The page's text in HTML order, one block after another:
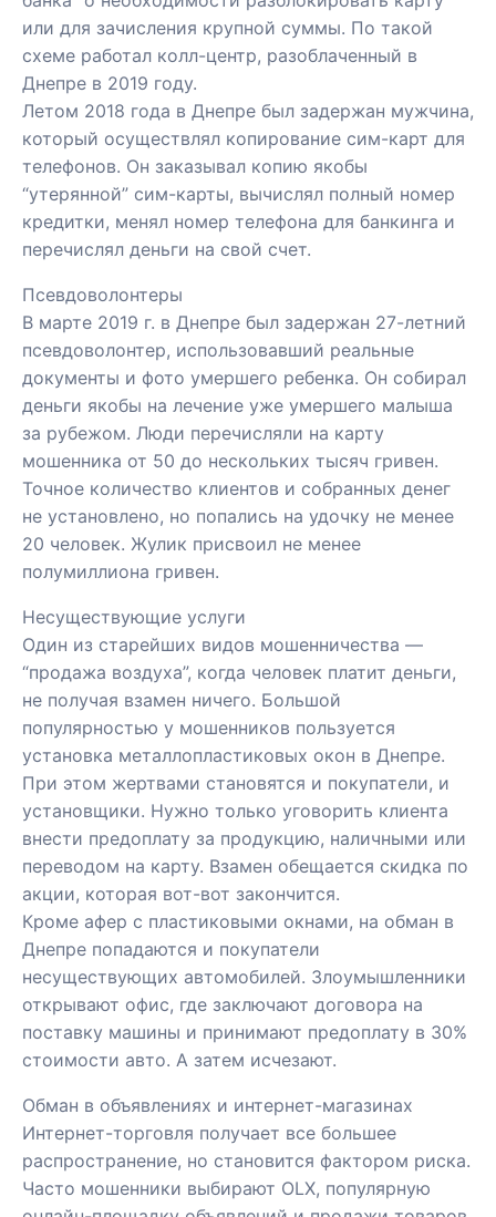
или для зачисления крупной суммы. По такой
схеме работал колл-центр, разоблаченный в
Днепре в 2019 году.
Летом 2018 года в Днепре был задержан мужчина,
который осуществлял копирование сим-карт для
телефонов. Он заказывал копию якобы
“утерянной” сим-карты, вычислял полный номер
кредитки, менял номер телефона для банкинга и
перечислял деньги на свой счет.
Псевдоволонтеры
В марте 2019 г. в Днепре был задержан 27-летний
псевдоволонтер, использовавший реальные
документы и фото умершего ребенка. Он собирал
деньги якобы на лечение уже умершего малыша
за рубежом. Люди перечисляли на карту
мошенника от 50 до нескольких тысяч гривен.
Точное количество клиентов и собранных денег
не установлено, но попались на удочку не менее
20 человек. Жулик присвоил не менее
полумиллиона гривен.
Несуществующие услуги
Один из старейших видов мошенничества —
“продажа воздуха”, когда человек платит деньги,
не получая взамен ничего. Большой
популярностью у мошенников пользуется
установка металлопластиковых окон в Днепре.
При этом жертвами становятся и покупатели, и
установщики. Нужно только уговорить клиента
внести предоплату за продукцию, наличными или
переводом на карту. Взамен обещается скидка по
акции, которая вот-вот закончится.
Кроме афер с пластиковыми окнами, на обман в
Днепре попадаются и покупатели
несуществующих автомобилей. Злоумышленники
открывают офис, где заключают договора на
поставку машины и принимают предоплату в 30%
стоимости авто. А затем исчезают.
Обман в объявлениях и интернет-магазинах
Интернет-торговля получает все большее
распространение, но становится фактором риска.
Часто мошенники выбирают OLX, популярную